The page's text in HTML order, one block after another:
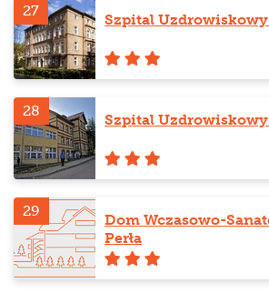
27
Szpital
28
Szpital Uzdrowiskowy
29
Dom Wczasowo-
Perła